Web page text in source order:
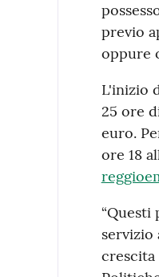
previo
oppure
L'inizio
25 ore
euro.
ore 18
“Questi
servizio
crescita